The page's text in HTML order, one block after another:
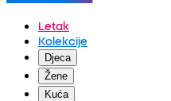
Letak
Kolekcije
Djeca
Žene
Kuća